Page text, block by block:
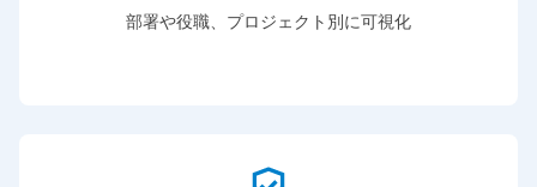
部署や役職、プロジェクト別に可視化